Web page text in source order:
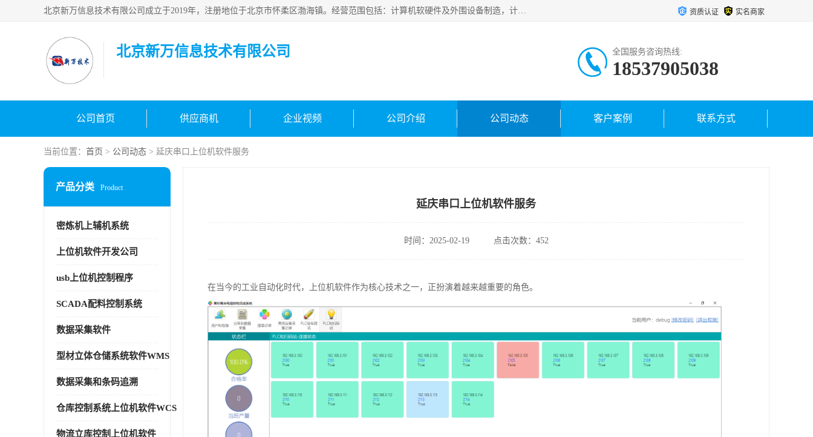
北京新万信息技术有限公司成立于2019年，注册地位于北京市怀柔区渤海镇。经营范围包括：计算机软硬件及外围设备制造，计算器设备制造，信息系统集成服务，网络与信息安全软件开发，计算机软硬件及辅助设备零售，计算机系统服务，仪器仪表、电力电子元器件、电子专用设备销售，电子专用设备制造，工业机器人销售，工业机器人制造，工业机器人安装、维修，智能机器人销售，软件开发、销售，电子元器件制造、零售、批发。 资质认证 实名商家
北京新万信息技术有限公司 全国服务咨询热线:
18537905038
公司首页 供应商机 企业视频 公司介绍 公司动态 客户案例 联系方式
当前位置： 首页 > 公司动态 > 延庆串口上位机软件服务
产品分类 Product
密炼机上辅机系统
上位机软件开发公司
usb上位机控制程序
SCADA配料控制系统
数据采集软件
型材立体仓储系统软件WMS
数据采集和条码追溯
仓库控制系统上位机软件WCS
物流立库控制上位机软件
延庆串口上位机软件服务
时间：2025-02-19 点击次数：452
在当今的工业自动化时代，上位机软件作为核心技术之一，正扮演着越来越重要的角色。